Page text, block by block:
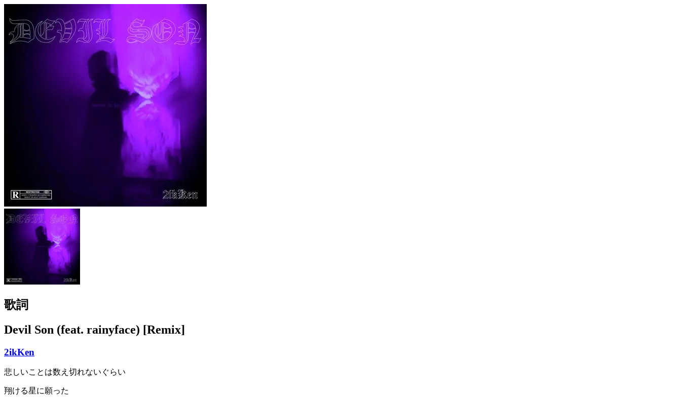
歌詞
Devil Son (feat. rainyface) [Remix]
2ikKen
悲しいことは数え切れないぐらい
翔ける星に願った